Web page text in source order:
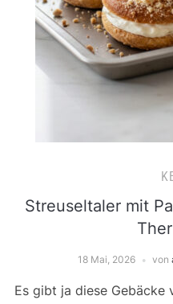
Streuseltaler mit
18 Mai, 2026 von
Es gibt ja diese Gebäcke